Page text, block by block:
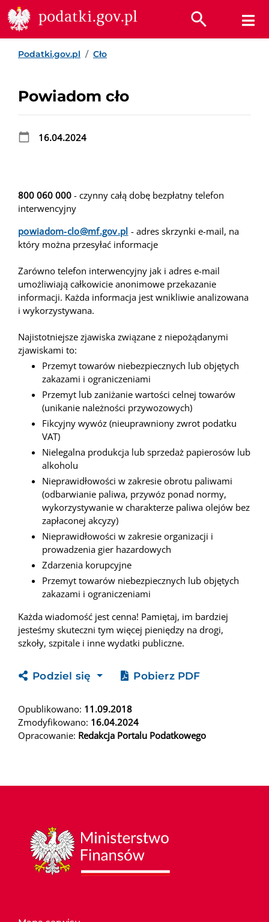
Przejdź do treści
Przejdź do wyszukiwarki
Przejdź do stopki
podatki.gov.pl
Podatki.gov.pl Cło
Powiadom cło
16.04.2024
800 060 000 - czynny całą dobę bezpłatny telefon
interwencyjny
powiadom-clo@mf.gov.pl - adres skrzynki e-mail, na
który można przesyłać informacje
Zarówno telefon interwencyjny jak i adres e-mail
umożliwiają całkowicie anonimowe przekazanie
informacji. Każda informacja jest wnikliwie analizowana
i wykorzystywana.
Najistotniejsze zjawiska związane z niepożądanymi
zjawiskami to:
Przemyt towarów niebezpiecznych lub objętych
zakazami i ograniczeniami
Przemyt lub zaniżanie wartości celnej towarów
(unikanie należności przywozowych)
Fikcyjny wywóz (nieuprawniony zwrot podatku
VAT)
Nielegalna produkcja lub sprzedaż papierosów lub
alkoholu
Nieprawidłowości w zakresie obrotu paliwami
(odbarwianie paliwa, przywóz ponad normy,
wykorzystywanie w charakterze paliwa olejów bez
zapłaconej akcyzy)
Nieprawidłowości w zakresie organizacji i
prowadzenia gier hazardowych
Zdarzenia korupcyjne
Przemyt towarów niebezpiecznych lub objętych
zakazami i ograniczeniami
Każda wiadomość jest cenna! Pamiętaj, im bardziej
jesteśmy skuteczni tym więcej pieniędzy na drogi,
szkoły, szpitale i inne wydatki publiczne.
Podziel się Pobierz PDF
Opublikowano: 11.09.2018
Zmodyfikowano: 16.04.2024
Opracowanie: Redakcja Portalu Podatkowego